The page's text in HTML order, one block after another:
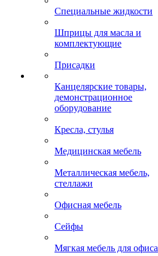
Специальные жидкости
Шприцы для масла и
комплектующие
Присадки
Канцелярские товары,
демонстрационное
оборудование
Кресла, стулья
Медицинская мебель
Металлическая мебель,
стеллажи
Офисная мебель
Сейфы
Мягкая мебель для офиса